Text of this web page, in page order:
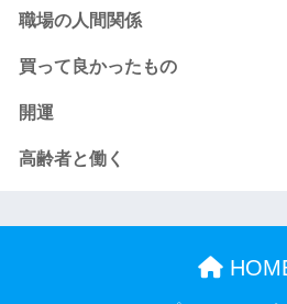
職場の人間関係
買って良かったもの
開運
高齢者と働く